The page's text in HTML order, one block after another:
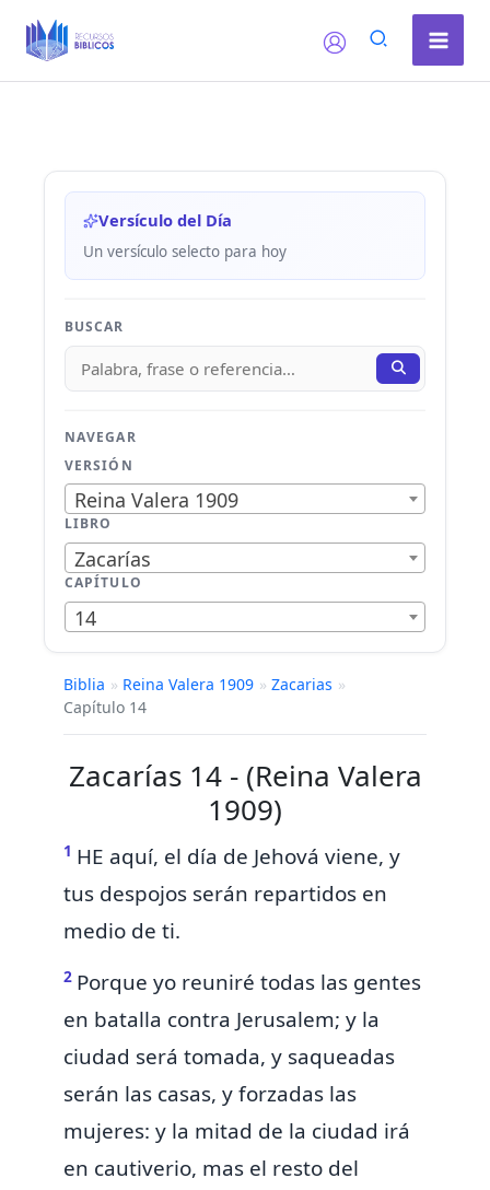
Versículo del Día
Un versículo selecto para hoy
BUSCAR
NAVEGAR
VERSIÓN
Reina Valera 1909
LIBRO
Zacarías
CAPÍTULO
14
Biblia » Reina Valera 1909 » Zacarias »
Capítulo 14
Zacarías 14 - (Reina Valera
1909)
1 HE aquí, el día de Jehová viene, y
tus despojos serán repartidos en
medio de ti.
2 Porque yo reuniré todas las gentes
en batalla contra Jerusalem; y la
ciudad será tomada, y saqueadas
serán las casas, y forzadas las
mujeres: y la mitad de la ciudad irá
en cautiverio, mas el resto del